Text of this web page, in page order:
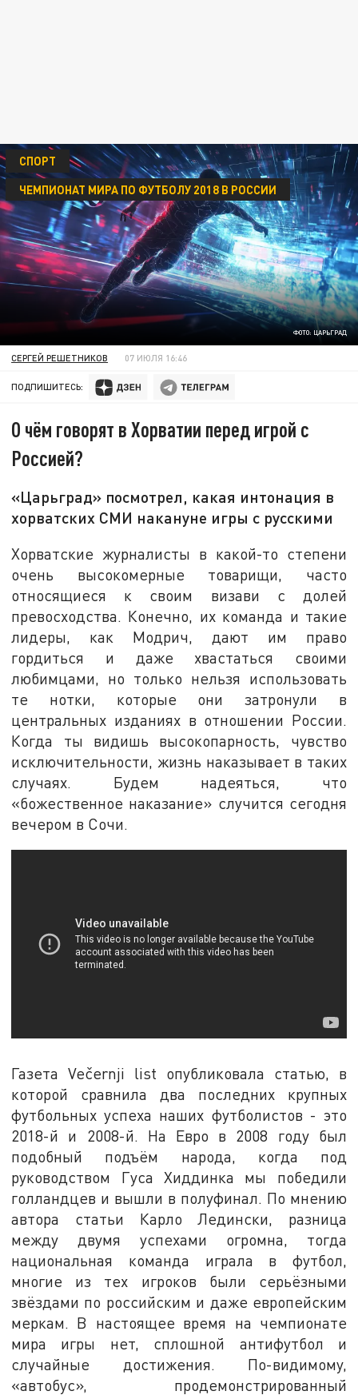
ФОТО: ЦАРЬГРАД
СПОРТ
ЧЕМПИОНАТ МИРА ПО ФУТБОЛУ 2018 В РОССИИ
СЕРГЕЙ РЕШЕТНИКОВ 07 ИЮЛЯ 16:46
ПОДПИШИТЕСЬ:
О чём говорят в Хорватии перед игрой с
Россией?
«Царьград» посмотрел, какая интонация в
хорватских СМИ накануне игры с русскими
Хорватские журналисты в какой-то степени
очень высокомерные товарищи, часто
относящиеся к своим визави с долей
превосходства. Конечно, их команда и такие
лидеры, как Модрич, дают им право
гордиться и даже хвастаться своими
любимцами, но только нельзя использовать
те нотки, которые они затронули в
центральных изданиях в отношении России.
Когда ты видишь высокопарность, чувство
исключительности, жизнь наказывает в таких
случаях. Будем надеяться, что
«божественное наказание» случится сегодня
вечером в Сочи.
Газета Večernji list опубликовала статью, в
которой сравнила два последних крупных
футбольных успеха наших футболистов - это
2018-й и 2008-й. На Евро в 2008 году был
подобный подъём народа, когда под
руководством Гуса Хиддинка мы победили
голландцев и вышли в полуфинал. По мнению
автора статьи Карло Ледински, разница
между двумя успехами огромна, тогда
национальная команда играла в футбол,
многие из тех игроков были серьёзными
звёздами по российским и даже европейским
меркам. В настоящее время на чемпионате
мира игры нет, сплошной антифутбол и
случайные достижения. По-видимому,
«автобус», продемонстрированный